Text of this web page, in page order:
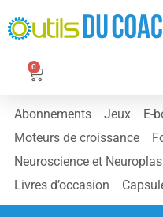
0
Abonnements Jeux E-
Moteurs de croissance
Neuroscience et
Livres d’occasion